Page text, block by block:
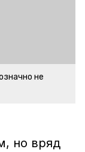
не
но вряд